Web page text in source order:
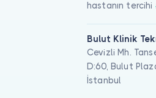
hastanın tercihi
Bulut Klinik
Cevizli Mh.
D:60, Bulut
İstanbul